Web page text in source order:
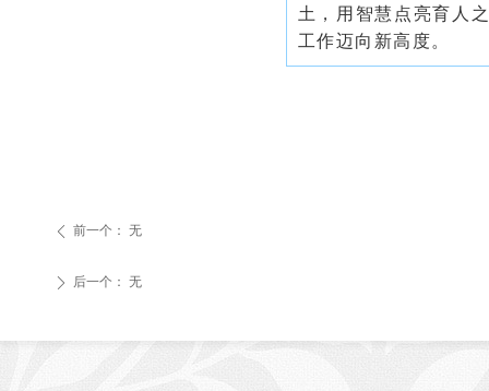
土，用智慧点亮育人
工作迈向新高度。
ꄴ 前一个： 无
ꄲ 后一个： 无